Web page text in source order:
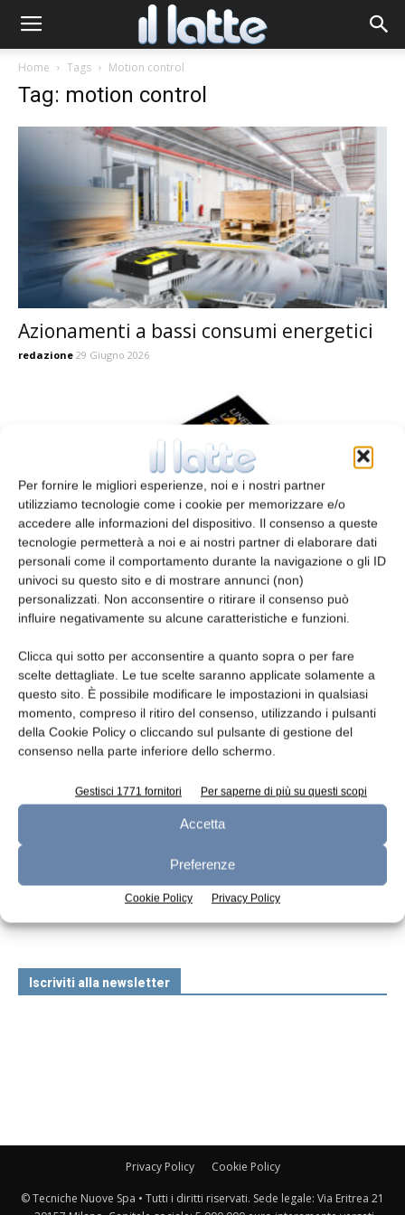
Per fornire le migliori esperienze, noi e i nostri partner
utilizziamo tecnologie come i cookie per memorizzare e/o
accedere alle informazioni del dispositivo. Il consenso a queste
tecnologie permetterà a noi e ai nostri partner di elaborare dati
personali come il comportamento durante la navigazione o gli ID
univoci su questo sito e di mostrare annunci (non)
personalizzati. Non acconsentire o ritirare il consenso può
influire negativamente su alcune caratteristiche e funzioni.
Clicca qui sotto per acconsentire a quanto sopra o per fare
scelte dettagliate. Le tue scelte saranno applicate solamente a
questo sito. È possibile modificare le impostazioni in qualsiasi
momento, compreso il ritiro del consenso, utilizzando i pulsanti
della Cookie Policy o cliccando sul pulsante di gestione del
consenso nella parte inferiore dello schermo.
Gestisci 1771 fornitori Per saperne di più su questi scopi
Accetta
Preferenze
Cookie Policy Privacy Policy
Home Tags Motion control
Tag: motion control
Azionamenti a bassi consumi energetici
redazione 29 Giugno 2026
Guida tecnica gratuita
redazione 20 Maggio 2024
Leggi la rivista
Edicola Web
Iscriviti alla newsletter
Privacy Policy Cookie Policy
© Tecniche Nuove Spa • Tutti i diritti riservati. Sede legale: Via Eritrea 21